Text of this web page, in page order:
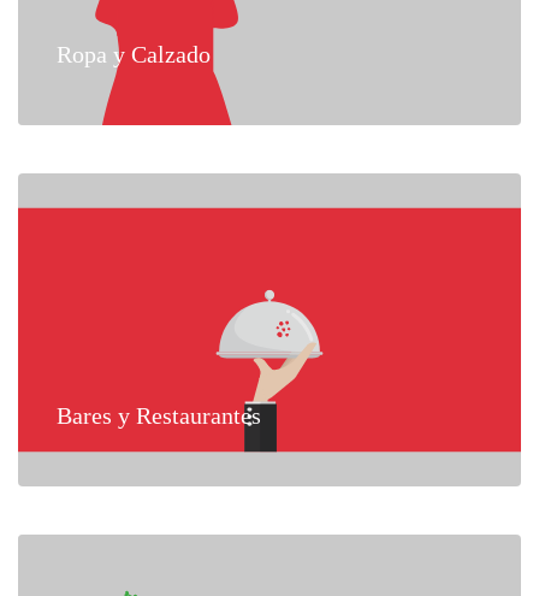
Ropa y Calzado
Bares y Restaurantes